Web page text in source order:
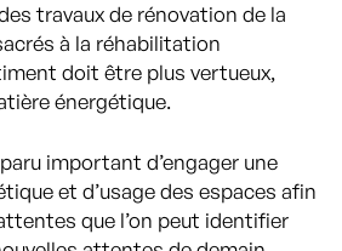
travaux de rénovation de la
à la réhabilitation
doit être plus vertueux,
énergétique.
important d’engager une
et d’usage des espaces afin
que l’on peut identifier